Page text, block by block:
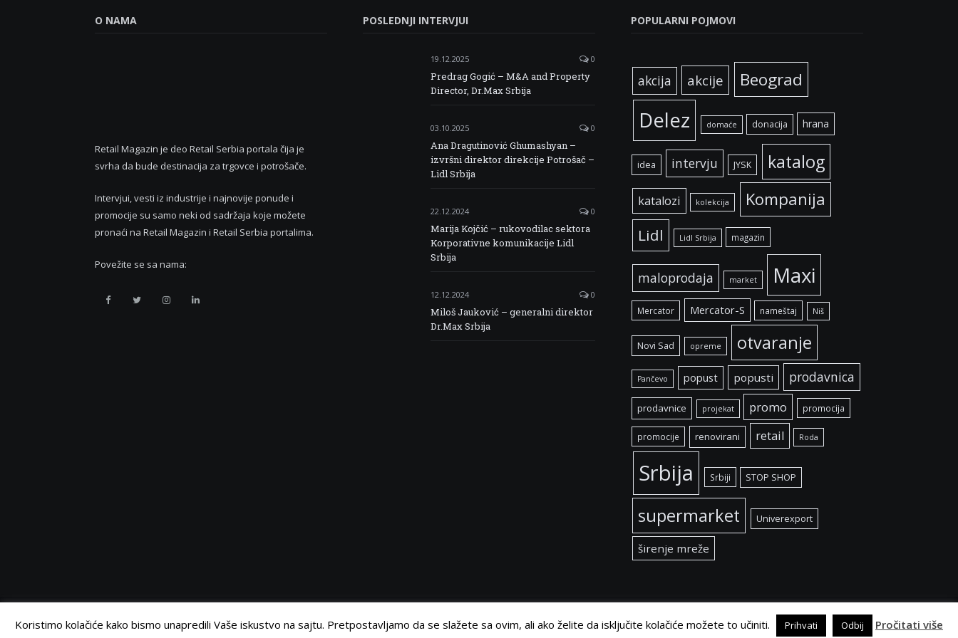
O NAMA
Retail Magazin je deo Retail Serbia portala čija je
svrha da bude destinacija za trgovce i potrošače.
Intervjui, vesti iz industrije i najnovije ponude i
promocije su samo neki od sadržaja koje možete
pronaći na Retail Magazin i Retail Serbia portalima.
Povežite se sa nama:
Retail Retail Retail Retail
POSLEDNJI INTERVJUI
19.12.2025 0
Predrag Gogić – M&A and Property
Director, Dr.Max Srbija
03.10.2025 0
Ana Dragutinović Ghumashyan –
izvršni direktor direkcije Potrošač –
Lidl Srbija
22.12.2024 0
Marija Kojčić – rukovodilac sektora
Korporativne komunikacije Lidl
Srbija
12.12.2024 0
Miloš Jauković – generalni direktor
Dr.Max Srbija
POPULARNI POJMOVI
akcija akcije Beograd
Delez domaće donacija hrana
idea intervju JYSK katalog
katalozi kolekcija Kompanija
Lidl Lidl Srbija magazin
maloprodaja market Maxi
Mercator Mercator-S nameštaj Niš
Novi Sad opreme otvaranje
Pančevo popust popusti prodavnica
prodavnice projekat promo promocija
promocije renovirani retail Roda
Srbija Srbiji STOP SHOP
supermarket Univerexport
širenje mreže
Koristimo kolačiće kako bismo unapredili Vaše iskustvo na sajtu. Pretpostavljamo da se slažete sa ovim, ali ako želite da isključite kolačiće možete to učiniti. Prihvati Odbij Pročitati više